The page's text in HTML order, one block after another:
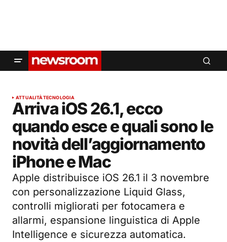
ATTUALITÀTECNOLOGIA
Arriva iOS 26.1, ecco
quando esce e quali sono le
novità dell’aggiornamento
iPhone e Mac
Apple distribuisce iOS 26.1 il 3 novembre
con personalizzazione Liquid Glass,
controlli migliorati per fotocamera e
allarmi, espansione linguistica di Apple
Intelligence e sicurezza automatica.